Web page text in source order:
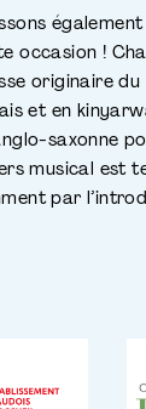
occasion !
originaire
et en
saxonne
musical est
par